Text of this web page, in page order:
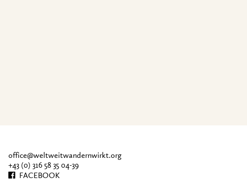
office@weltweitwandernwirkt.org
+43 (0) 316 58 35 04-39
FACEBOOK